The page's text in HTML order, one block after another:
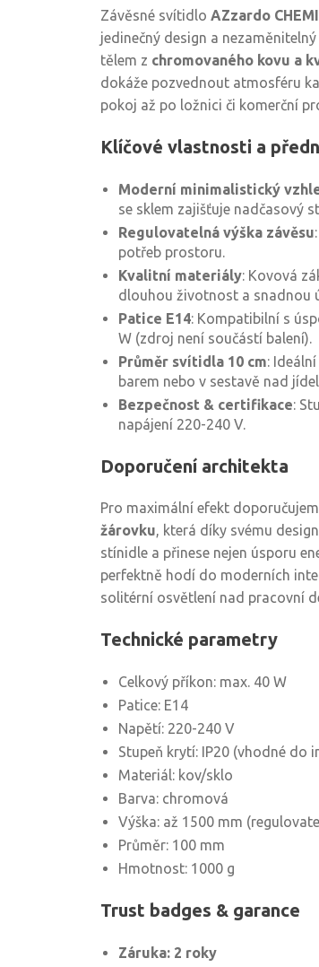
Závěsné svítidlo AZzardo
jedinečný design a
tělem z chromovaného kovu a
dokáže pozvednout atmosféru
pokoj až po ložnici či komerční
Klíčové vlastnosti a
Moderní minimalistický
se sklem zajišťuje nadčasový
Regulovatelná výška závěsu
potřeb prostoru.
Kvalitní materiály: Kovová
dlouhou životnost a snadnou
Patice E14: Kompatibilní s
W (zdroj není součástí balení).
Průměr svítidla 10 cm:
barem nebo v sestavě nad
Bezpečnost & certifikace:
napájení 220-240 V.
Doporučení architekta
Pro maximální efekt
žárovku, která díky svému
stínidle a přinese nejen úsporu
perfektně hodí do moderních
solitérní osvětlení nad pracovní
Technické parametry
Celkový příkon: max. 40 W
Patice: E14
Napětí: 220-240 V
Stupeň krytí: IP20 (vhodné do
Materiál: kov/sklo
Barva: chromová
Výška: až 1500 mm
Průměr: 100 mm
Hmotnost: 1000 g
Trust badges & garance
Záruka: 2 roky